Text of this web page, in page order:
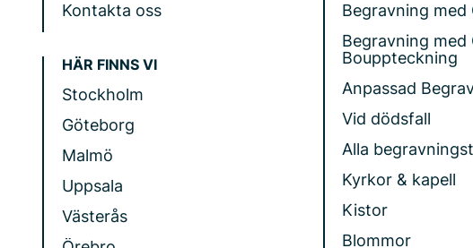
Kontakta oss
HÄR FINNS VI
Stockholm
Göteborg
Malmö
Uppsala
Västerås
Begravning med
Begravning med
Bouppteckning
Anpassad
Vid dödsfall
Alla
Kyrkor & kapell
Kistor
Blommor